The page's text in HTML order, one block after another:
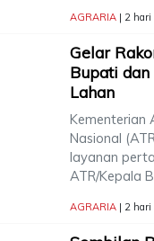
AGRARIA | 2 hari
Gelar
Bupati
Lahan
Kementerian
Nasional
layanan
ATR/Kepala
AGRARIA | 2 hari